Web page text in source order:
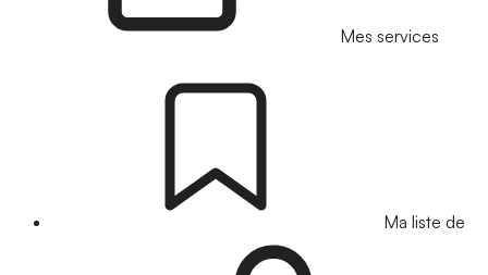
Mes services
Ma liste de